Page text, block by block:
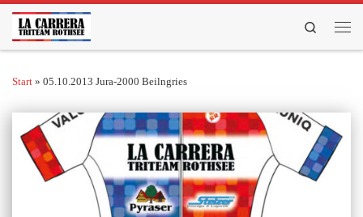
Zum Inhalt springen
Search
Start » 05.10.2013 Jura-2000 Beilngries